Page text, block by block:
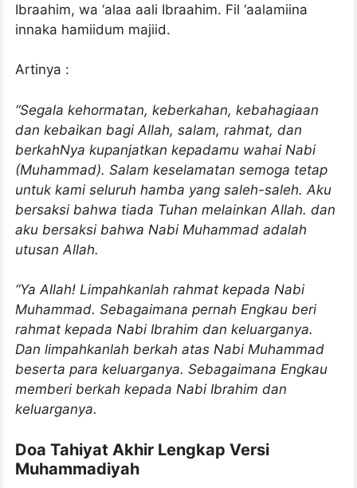
Ibraahim, wa ‘alaa aali Ibraahim. Fil ‘aalamiina
innaka hamiidum majiid.
Artinya :
“Segala kehormatan, keberkahan, kebahagiaan
dan kebaikan bagi Allah, salam, rahmat, dan
berkahNya kupanjatkan kepadamu wahai Nabi
(Muhammad). Salam keselamatan semoga tetap
untuk kami seluruh hamba yang saleh-saleh. Aku
bersaksi bahwa tiada Tuhan melainkan Allah. dan
aku bersaksi bahwa Nabi Muhammad adalah
utusan Allah.
“Ya Allah! Limpahkanlah rahmat kepada Nabi
Muhammad. Sebagaimana pernah Engkau beri
rahmat kepada Nabi Ibrahim dan keluarganya.
Dan limpahkanlah berkah atas Nabi Muhammad
beserta para keluarganya. Sebagaimana Engkau
memberi berkah kepada Nabi Ibrahim dan
keluarganya.
Doa Tahiyat Akhir Lengkap Versi
Muhammadiyah